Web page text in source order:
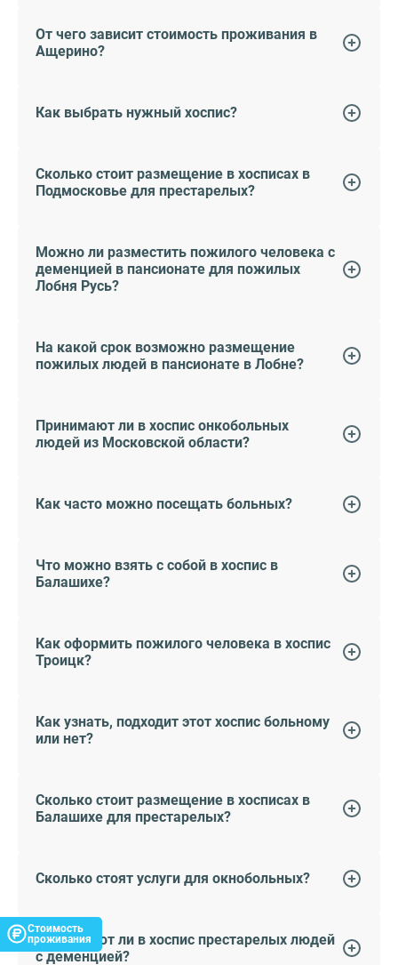
От чего зависит стоимость проживания в
Ащерино?
Как выбрать нужный хоспис?
Сколько стоит размещение в хосписах в
Подмосковье для престарелых?
Можно ли разместить пожилого человека с
деменцией в пансионате для пожилых
Лобня Русь?
На какой срок возможно размещение
пожилых людей в пансионате в Лобне?
Принимают ли в хоспис онкобольных
людей из Московской области?
Как часто можно посещать больных?
Что можно взять с собой в хоспис в
Балашихе?
Как оформить пожилого человека в хоспис
Троицк?
Как узнать, подходит этот хоспис больному
или нет?
Сколько стоит размещение в хосписах в
Балашихе для престарелых?
Сколько стоят услуги для окнобольных?
Принимают ли в хоспис престарелых людей
с деменцией?
Стоимость
проживания